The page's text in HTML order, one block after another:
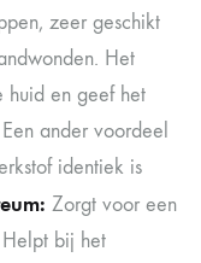
zeer geschikt
Het
huid en geef het
ander voordeel
identiek is
Zorgt voor een
bij het